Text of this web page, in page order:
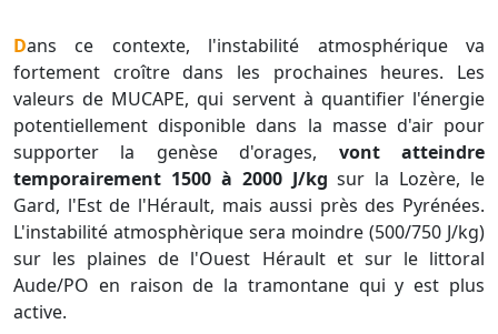
Dans ce contexte, l'instabilité atmosphérique va
fortement croître dans les prochaines heures. Les
valeurs de MUCAPE, qui servent à quantifier l'énergie
potentiellement disponible dans la masse d'air pour
supporter la genèse d'orages, vont atteindre
temporairement 1500 à 2000 J/kg sur la Lozère, le
Gard, l'Est de l'Hérault, mais aussi près des Pyrénées.
L'instabilité atmosphèrique sera moindre (500/750 J/kg)
sur les plaines de l'Ouest Hérault et sur le littoral
Aude/PO en raison de la tramontane qui y est plus
active.